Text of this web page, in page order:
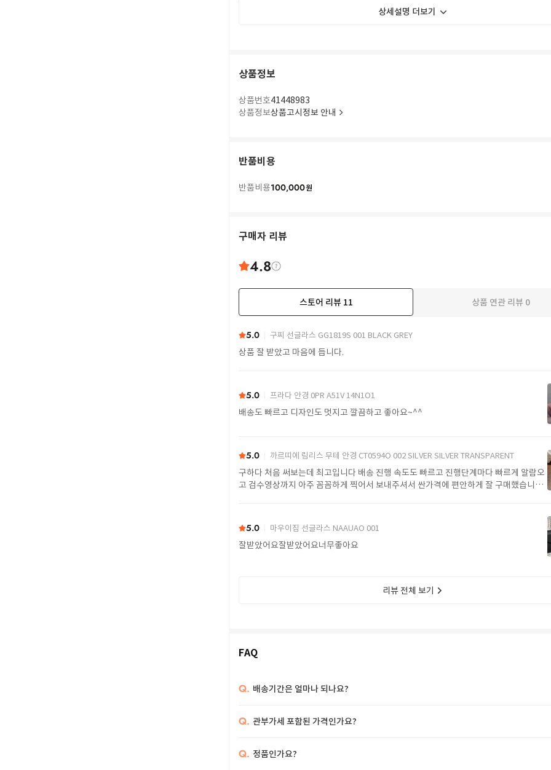
상세설명 더보기
상품정보
상품번호41448983
상품정보상품고시정보 안내
반품비용
반품비용100,000원
구매자 리뷰
4.8
스토어 리뷰 11 상품 연관 리뷰 0
5.0 구찌 선글라스 GG1819S 001 BLACK GREY
상품 잘 받았고 마음에 듭니다.
5.0 프라다 안경 0PR A51V 14N1O1
배송도 빠르고 디자인도 멋지고 깔끔하고 좋아요~^^
5.0 까르띠에 림리스 무테 안경 CT0594O 002 SILVER SILVER TRANSPARENT
구하다 처음 써보는데 최고입니다 배송 진행 속도도 빠르고 진행단계마다 빠르게 알람오
고 검수영상까지 아주 꼼꼼하게 찍어서 보내주셔서 싼가격에 편안하게 잘 구매했습니다.
5.0 마우이짐 선글라스 NAAUAO 001
잘받았어요잘받았어요너무좋아요
리뷰 전체 보기
FAQ
Q. 배송기간은 얼마나 되나요?
Q. 관부가세 포함된 가격인가요?
Q. 정품인가요?